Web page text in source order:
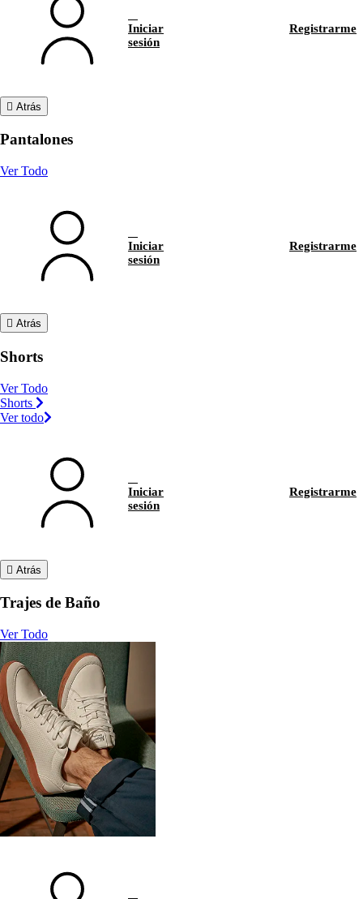
Iniciar
sesión
Registrarme
Atrás
Pantalones
Ver Todo
Iniciar
sesión
Registrarme
Atrás
Shorts
Ver Todo
Shorts
Ver todo
Iniciar
sesión
Registrarme
Atrás
Trajes de Baño
Ver Todo